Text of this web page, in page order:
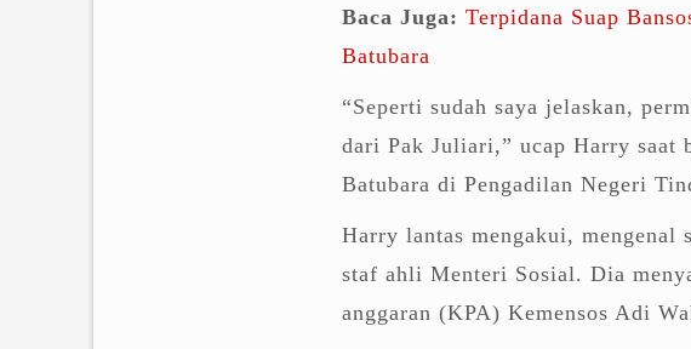
Baca Juga: Terpidana Suap
Batubara
“Seperti sudah saya jelaskan,
dari Pak Juliari,” ucap Harry saat
Batubara di Pengadilan Negeri
Harry lantas mengakui, mengenal
staf ahli Menteri Sosial. Dia
anggaran (KPA) Kemensos Adi